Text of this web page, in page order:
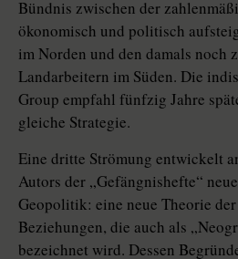
Bündnis zwischen der
ökonomisch und politisch
im Norden und den damals noch
Landarbeitern im Süden. Die
Group empfahl fünfzig Jahre
gleiche Strategie.
Eine dritte Strömung entwickelt
Autors der „Gefängnishefte“
Geopolitik: eine neue Theorie
Beziehungen, die auch als
bezeichnet wird. Dessen